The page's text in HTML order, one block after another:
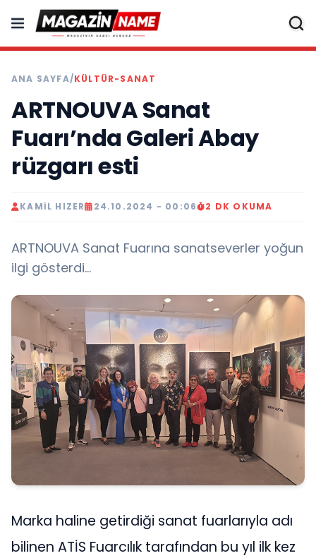
ANA SAYFA/KÜLTÜR-SANAT
ARTNOUVA Sanat
Fuarı’nda Galeri Abay
rüzgarı esti
KAMIL HIZER 24.10.2024 - 00:06 2 DK OKUMA
ARTNOUVA Sanat Fuarına sanatseverler yoğun
ilgi gösterdi...
Marka haline getirdiği sanat fuarlarıyla adı
bilinen ATİS Fuarcılık tarafından bu yıl ilk kez